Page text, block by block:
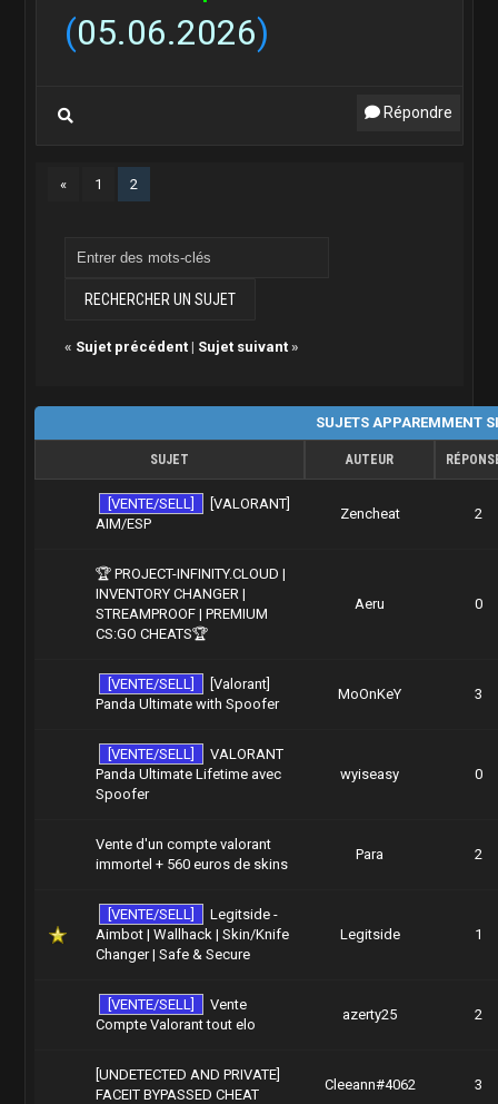
(05.06.2026)
Répondre
« 1 2
« Sujet précédent| Sujet suivant»
SUJETS APPAREMMENT
SUJET AUTEUR
[VENTE/SELL]
[VALORANT]
AIM/ESP
Zencheat 2
🏆 PROJECT-INFINITY.CLOUD |
INVENTORY CHANGER |
STREAMPROOF | PREMIUM
CS:GO CHEATS🏆
Aeru 0
[VENTE/SELL]
[Valorant]
Panda Ultimate with Spoofer
MoOnKeY 3
[VENTE/SELL]
VALORANT
Panda Ultimate Lifetime avec
Spoofer
wyiseasy 0
Vente d'un compte valorant
immortel + 560 euros de skins
Para 2
[VENTE/SELL]
Legitside -
Aimbot | Wallhack | Skin/Knife
Changer | Safe & Secure
Legitside 1
[VENTE/SELL]
Vente
Compte Valorant tout elo
azerty25 2
[UNDETECTED AND PRIVATE]
FACEIT BYPASSED CHEAT
Cleeann#4062 3